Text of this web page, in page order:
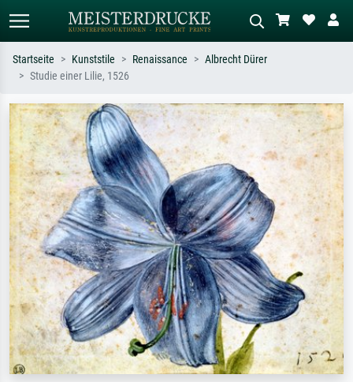
Suchen Sie nach Künstlern, Werktiteln
oder Stilen – z.B. Monet,
Sternennacht, Impressionismus, Welle
Hokusai, Akt.
Beschreiben Sie die Szene – z.B. Grüne
Wiese, Abstrakt mit viel Rot, Dunkles
Ölgemälde, Stehender Akt neben einem
Baum.
Startseite Kunststile Renaissance
Albrecht Dürer
Studie einer Lilie, 1526